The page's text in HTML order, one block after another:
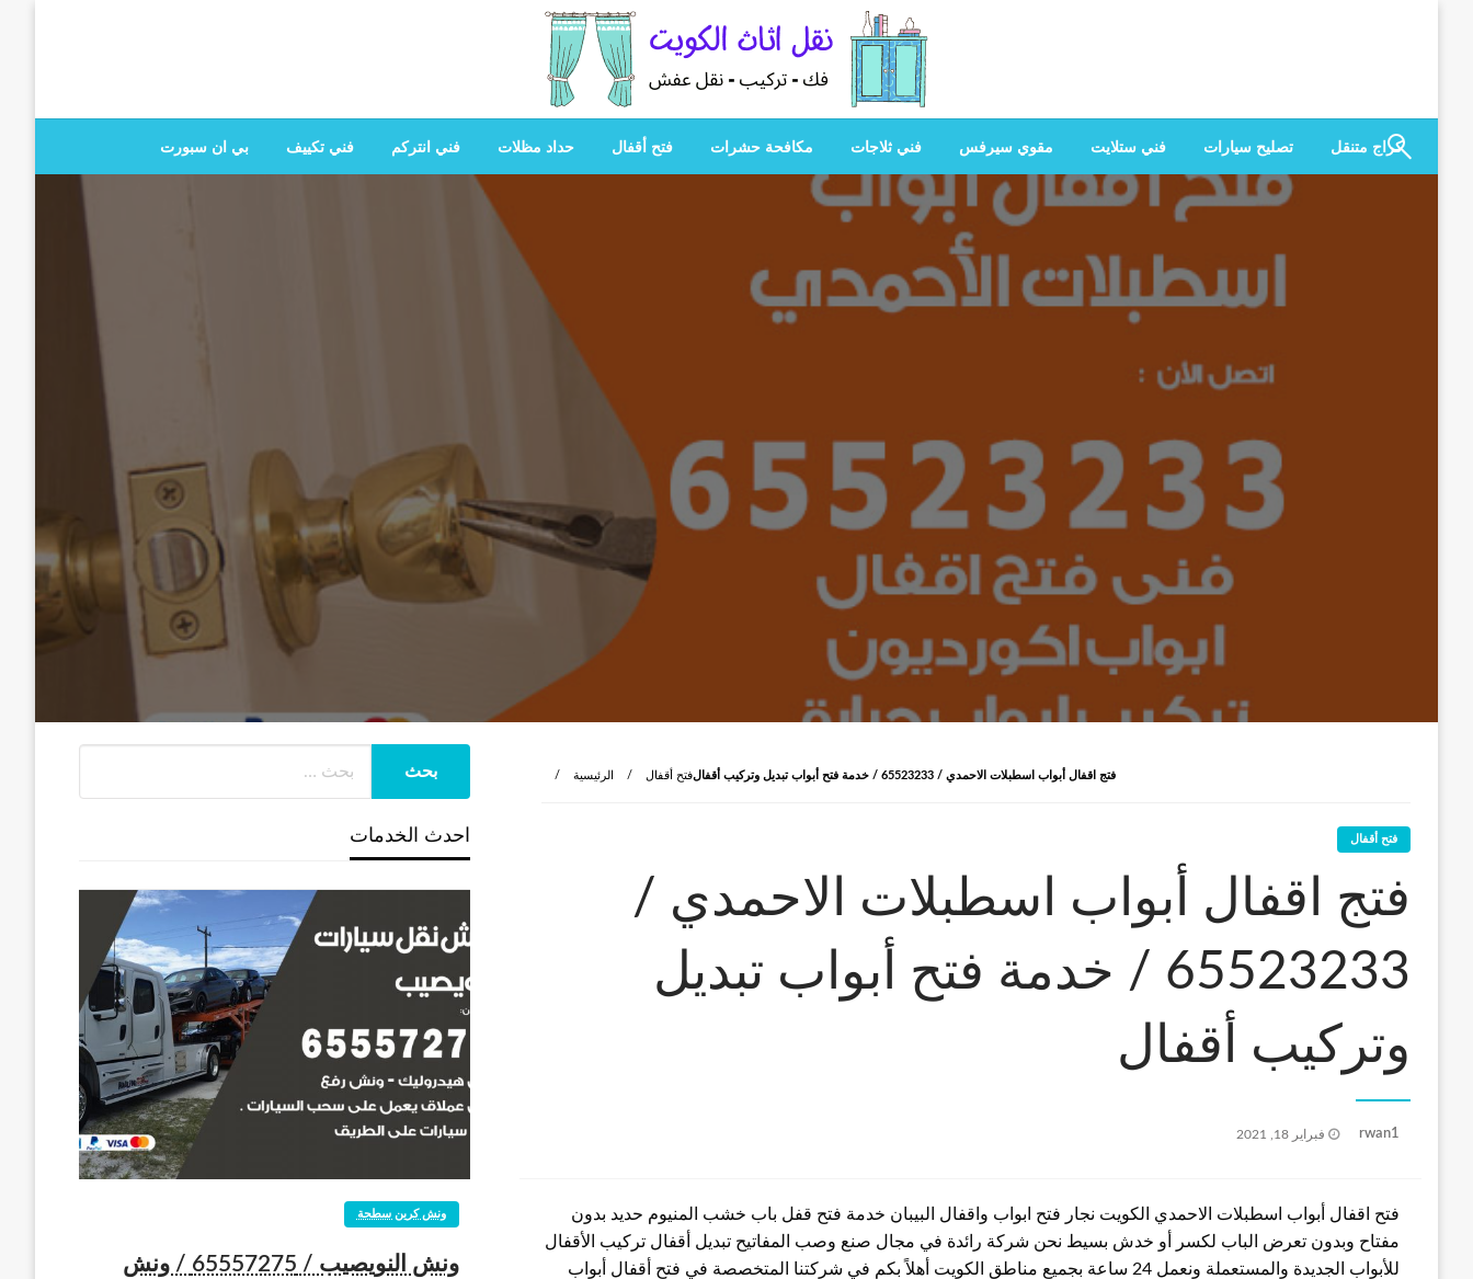
هل تبحث
هل تبحث عن أفضل خدمات بالكويت؟ خدمة فك نقل تركيب صيانة تصليح جميع الخدمات المنزلية في الكويت
كراج متنقل
تصليح سيارات فني ستلايت مقوي سيرفس فني ثلاجات مكافحة حشرات فتح أقفال حداد مظلات فني انتركم فني تكييف بي ان سبورت
الرئيسية فتح أقفال فتج اقفال أبواب اسطبلات الاحمدي / 65523233 / خدمة فتح أبواب تبديل وتركيب أقفال
فتح أقفال
فتج اقفال أبواب اسطبلات الاحمدي /
65523233 / خدمة فتح أبواب تبديل
وتركيب أقفال
rwan1
نُشر
فبراير 18, 2021
فتح اقفال أبواب اسطبلات الاحمدي الكويت نجار فتح ابواب واقفال البيبان خدمة فتح قفل باب خشب المنيوم حديد بدون
مفتاح وبدون تعرض الباب لكسر أو خدش بسيط نحن شركة رائدة في مجال صنع وصب المفاتيح تبديل أقفال تركيب الأقفال
للأبواب الجديدة والمستعملة ونعمل 24 ساعة بجميع مناطق الكويت أهلاً بكم في شركتنا المتخصصة في فتح أقفال أبواب
احدث الخدمات
ونش كرين سطحة
ونش النويصيب / 65557275 / ونش